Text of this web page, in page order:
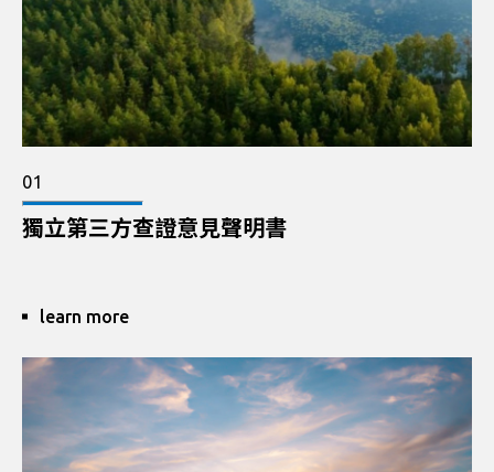
01
獨立第三方查證意見聲明書
learn more